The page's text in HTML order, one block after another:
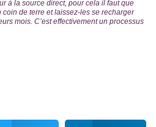
à la source direct, pour cela il faut que
de terre et laissez-les se recharger
mois. C’est effectivement un processus